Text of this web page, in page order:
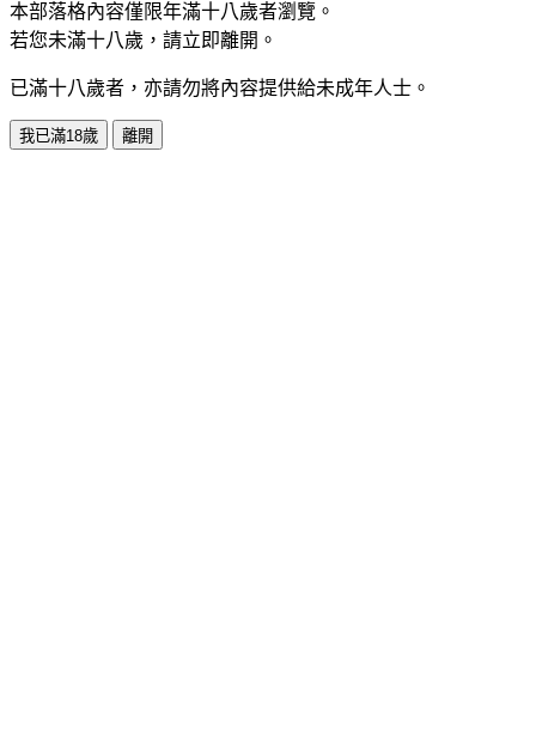
本部落格內容僅限年滿十八歲者瀏覽。
若您未滿十八歲，請立即離開。
已滿十八歲者，亦請勿將內容提供給未成年人士。
我已滿18歲 離開